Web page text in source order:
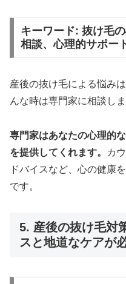
キーワード: 抜け毛
相談、心理的サポー
産後の抜け毛による悩み
んな時は専門家に相談しま
専門家はあなたの心理的
を提供してくれます。
カ
ドバイスなど、心の健康
です。
5. 産後の抜け毛対
スと地道なケアが